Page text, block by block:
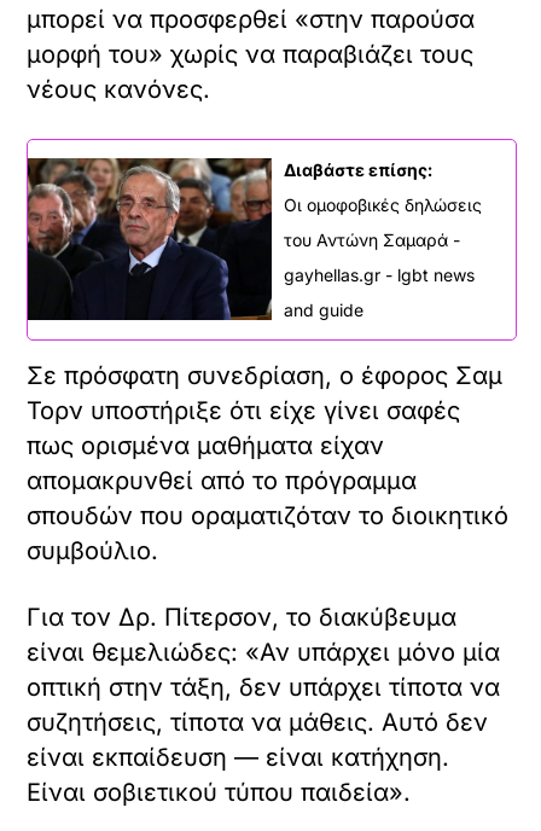
μπορεί να προσφερθεί «στην παρούσα
μορφή του» χωρίς να παραβιάζει τους
νέους κανόνες.
Διαβάστε επίσης:
Οι ομοφοβικές δηλώσεις
του Αντώνη Σαμαρά -
gayhellas.gr - lgbt news
and guide
Σε πρόσφατη συνεδρίαση, ο έφορος Σαμ
Τορν υποστήριξε ότι είχε γίνει σαφές
πως ορισμένα μαθήματα είχαν
απομακρυνθεί από το πρόγραμμα
σπουδών που οραματιζόταν το διοικητικό
συμβούλιο.
Για τον Δρ. Πίτερσον, το διακύβευμα
είναι θεμελιώδες: «Αν υπάρχει μόνο μία
οπτική στην τάξη, δεν υπάρχει τίποτα να
συζητήσεις, τίποτα να μάθεις. Αυτό δεν
είναι εκπαίδευση — είναι κατήχηση.
Είναι σοβιετικού τύπου παιδεία».